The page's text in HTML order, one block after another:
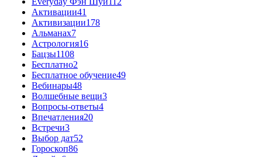
Активации41
Активизации178
Альманах7
Астрология16
Бацзы1108
Бесплатно2
Бесплатное обучение49
Вебинары48
Волшебные вещи3
Вопросы-ответы4
Впечатления20
Встречи3
Выбор дат52
Гороскоп86